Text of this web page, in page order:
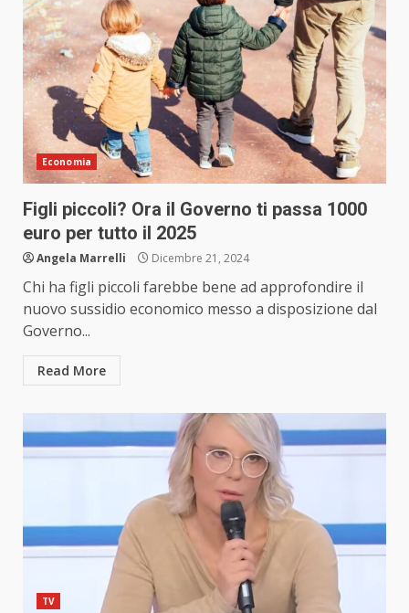
Economia
Figli piccoli? Ora il Governo ti passa 1000
euro per tutto il 2025
Angela Marrelli Dicembre 21, 2024
Chi ha figli piccoli farebbe bene ad approfondire il
nuovo sussidio economico messo a disposizione dal
Governo...
Read More
TV